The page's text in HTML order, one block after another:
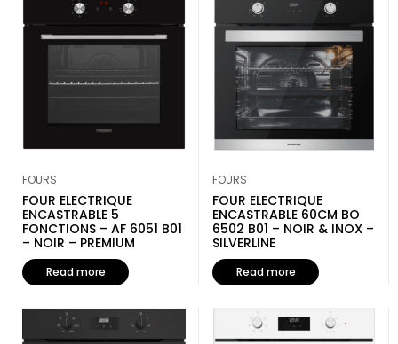
FOURS
FOUR ELECTRIQUE
ENCASTRABLE 5
FONCTIONS – AF 6051 B01
– NOIR – PREMIUM
Read more
FOURS
FOUR ELECTRIQUE
ENCASTRABLE 60CM BO
6502 B01 – NOIR & INOX –
SILVERLINE
Read more